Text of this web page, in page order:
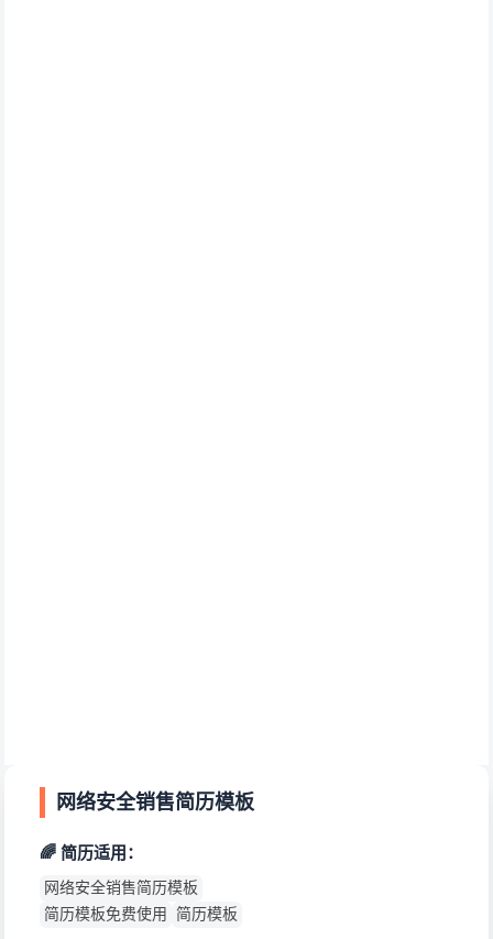
网络安全销售简历模板
🌈 简历适用：
网络安全销售简历模板
简历模板免费使用
简历模板